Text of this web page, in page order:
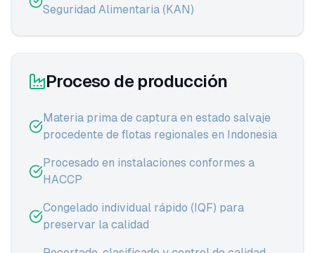
Seguridad Alimentaria (KAN)
Proceso de producción
Materia prima de captura en estado salvaje
procedente de flotas regionales en Indonesia
Procesado en instalaciones conformes a
HACCP
Congelado individual rápido (IQF) para
preservar la calidad